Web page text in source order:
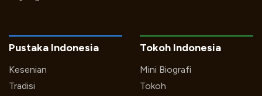
Pustaka Indonesia
Kesenian
Tradisi
Tokoh Indonesia
Mini Biografi
Tokoh